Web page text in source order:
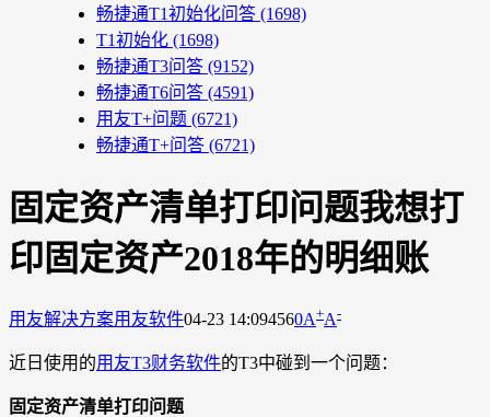
畅捷通T1初始化问答 (1698)
T1初始化 (1698)
畅捷通T3问答 (9152)
畅捷通T6问答 (4591)
用友T+问题 (6721)
畅捷通T+问答 (6721)
固定资产清单打印问题我想打
印固定资产2018年的明细账
用友解决方案用友软件04-23 14:094560A+A-
近日使用的用友T3财务软件的T3中碰到一个问题：
固定资产清单打印问题